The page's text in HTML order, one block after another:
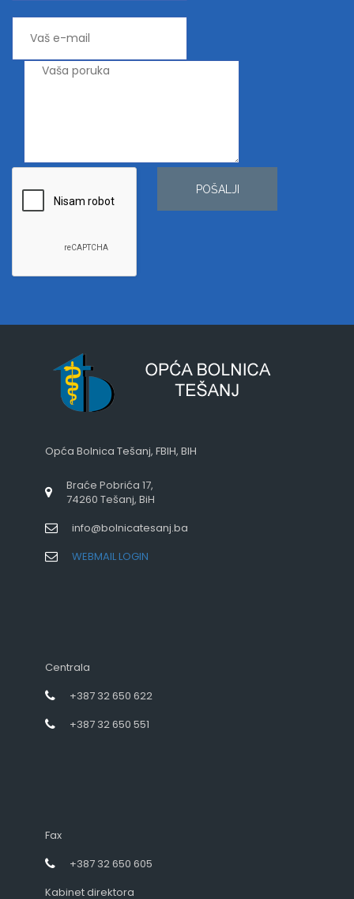
POŠALJI
Opća Bolnica Tešanj, FBIH, BIH
Braće Pobrića 17,
74260 Tešanj, BiH
info@bolnicatesanj.ba
WEBMAIL LOGIN
Centrala
+387 32 650 622
+387 32 650 551
Fax
+387 32 650 605
Kabinet direktora